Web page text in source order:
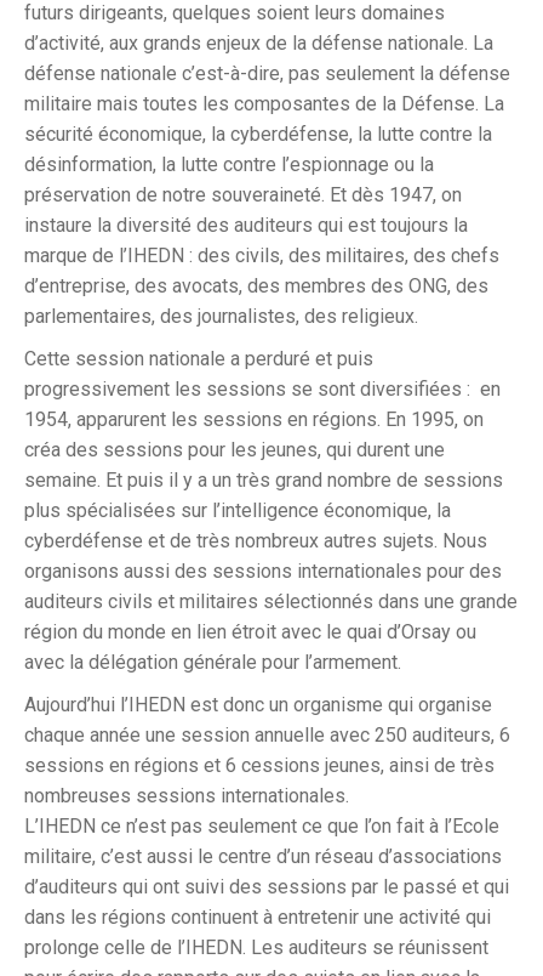
futurs dirigeants, quelques soient leurs domaines
d’activité, aux grands enjeux de la défense nationale. La
défense nationale c’est-à-dire, pas seulement la défense
militaire mais toutes les composantes de la Défense. La
sécurité économique, la cyberdéfense, la lutte contre la
désinformation, la lutte contre l’espionnage ou la
préservation de notre souveraineté. Et dès 1947, on
instaure la diversité des auditeurs qui est toujours la
marque de l’IHEDN : des civils, des militaires, des chefs
d’entreprise, des avocats, des membres des ONG, des
parlementaires, des journalistes, des religieux.
Cette session nationale a perduré et puis
progressivement les sessions se sont diversifiées : en
1954, apparurent les sessions en régions. En 1995, on
créa des sessions pour les jeunes, qui durent une
semaine. Et puis il y a un très grand nombre de sessions
plus spécialisées sur l’intelligence économique, la
cyberdéfense et de très nombreux autres sujets. Nous
organisons aussi des sessions internationales pour des
auditeurs civils et militaires sélectionnés dans une grande
région du monde en lien étroit avec le quai d’Orsay ou
avec la délégation générale pour l’armement.
Aujourd’hui l’IHEDN est donc un organisme qui organise
chaque année une session annuelle avec 250 auditeurs, 6
sessions en régions et 6 cessions jeunes, ainsi de très
nombreuses sessions internationales.
L’IHEDN ce n’est pas seulement ce que l’on fait à l’Ecole
militaire, c’est aussi le centre d’un réseau d’associations
d’auditeurs qui ont suivi des sessions par le passé et qui
dans les régions continuent à entretenir une activité qui
prolonge celle de l’IHEDN. Les auditeurs se réunissent